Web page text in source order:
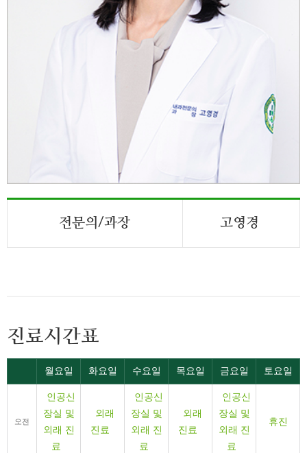
전문의/과장 고영경
진료시간표
월요일 화요일 수요일 목요일 금요일 토요일
오전
인공신
장실 및
외래 진
료
외래
진료
인공신
장실 및
외래 진
료
외래
진료
인공신
장실 및
외래 진
료
휴진